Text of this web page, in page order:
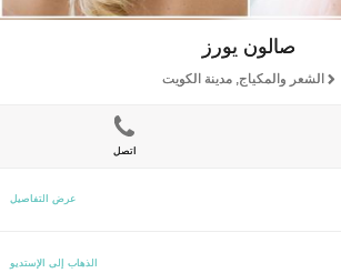
صالون يورز
الشعر والمكياج, مدينة الكويت
اتصل
عرض التفاصيل
الذهاب إلى الإستديو